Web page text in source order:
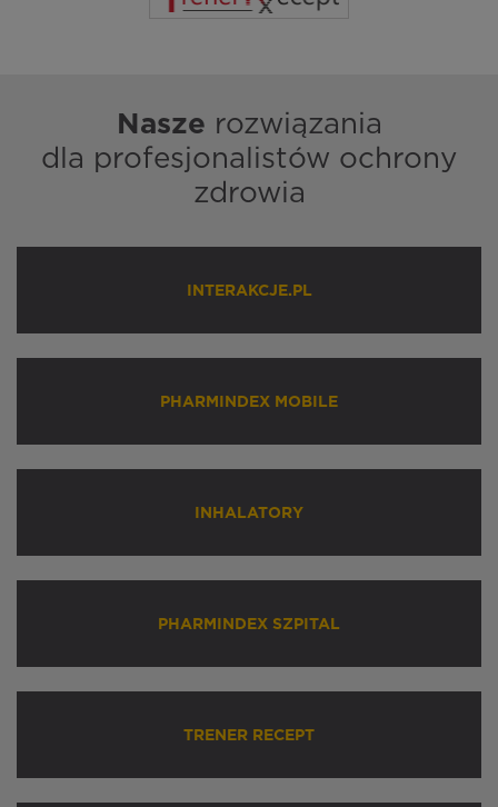
Nasze rozwiązania
dla profesjonalistów ochrony
zdrowia
INTERAKCJE.PL
PHARMINDEX MOBILE
INHALATORY
PHARMINDEX SZPITAL
TRENER RECEPT